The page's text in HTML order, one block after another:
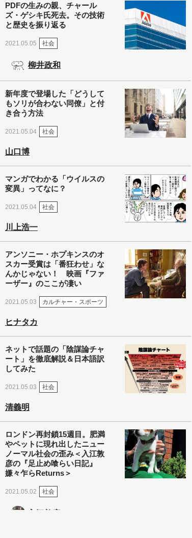
PDFの生みの親、チャール
ズ・ゲシキ氏死去。その技術
と歴史を振り返る
2021.05.05 社会
柳井政和
新年度で登場した「どうして
もソリが合わない同僚」と付
き合う方法
2021.05.04 社会
山口博
マンガでわかる「ウイルスの
変異」ってなに？
2021.05.04 社会
川上浩一
アンソニー・ホプキンスのオ
スカー受賞は「番狂わせ」な
んかじゃない！ 映画『ファ
ーザー』のここが凄い
2021.05.03 カルチャー・スポーツ
ヒナタカ
ネットで話題の「陰謀論チャ
ート」を徹底解説＆日本語訳
してみた
2021.05.03 社会
清義明
ロンドン再封鎖15週目。肥満
やペットに現れ出したニュー
ノーマル社会の歪み＜入江敦
彦の『足止め喰らい日記』
嫌々乍らReturns＞
2021.05.02 社会